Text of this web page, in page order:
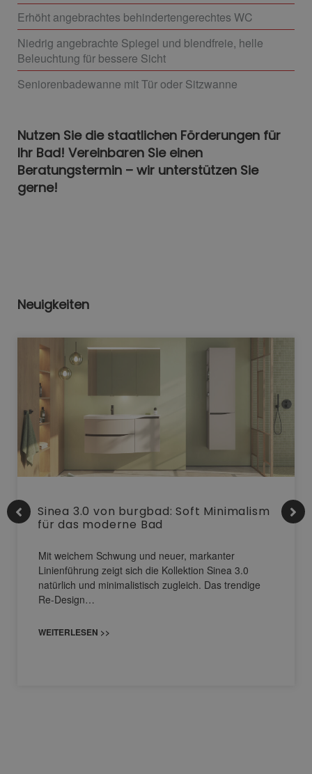
Erhöht angebrachtes behindertengerechtes WC
Niedrig angebrachte Spiegel und blendfreie, helle
Beleuchtung für bessere Sicht
Seniorenbadewanne mit Tür oder Sitzwanne
Nutzen Sie die staatlichen Förderungen für
Ihr Bad! Vereinbaren Sie einen
Beratungstermin – wir unterstützen Sie
gerne!
Neuigkeiten
Sinea 3.0 von burgbad: Soft Minimalism
für das moderne Bad
Mit weichem Schwung und neuer, markanter
Linienführung zeigt sich die Kollektion Sinea 3.0
natürlich und minimalistisch zugleich. Das trendige
Re-Design…
WEITERLESEN >>